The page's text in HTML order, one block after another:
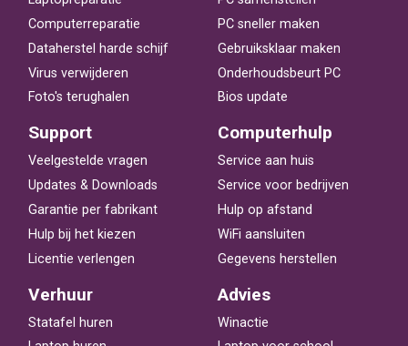
Computerreparatie
Dataherstel harde schijf
Virus verwijderen
Foto's terughalen
PC sneller maken
Gebruiksklaar maken
Onderhoudsbeurt PC
Bios update
Support
Veelgestelde vragen
Updates & Downloads
Garantie per fabrikant
Hulp bij het kiezen
Licentie verlengen
Computerhulp
Service aan huis
Service voor bedrijven
Hulp op afstand
WiFi aansluiten
Gegevens herstellen
Verhuur
Statafel huren
Advies
Winactie